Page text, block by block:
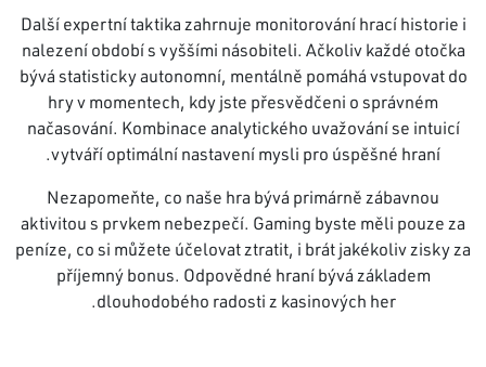
Další expertní taktika zahrnuje monitorování hrací historie i
nalezení období s vyššími násobiteli. Ačkoliv každé otočka
bývá statisticky autonomní, mentálně pomáhá vstupovat do
hry v momentech, kdy jste přesvědčeni o správném
načasování. Kombinace analytického uvažování se intuicí
vytváří optimální nastavení mysli pro úspěšné hraní.
Nezapomeňte, co naše hra bývá primárně zábavnou
aktivitou s prvkem nebezpečí. Gaming byste měli pouze za
peníze, co si můžete účelovat ztratit, i brát jakékoliv zisky za
příjemný bonus. Odpovědné hraní bývá základem
dlouhodobého radosti z kasinových her.